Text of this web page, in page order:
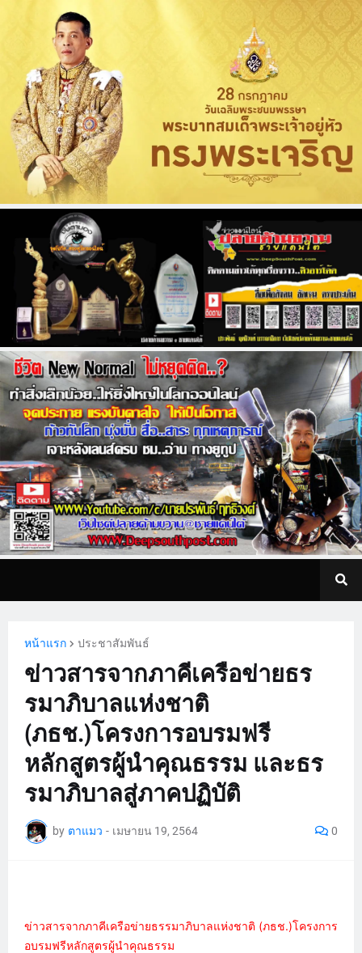
หน้าแรก ประชาสัมพันธ์
ข่าวสารจากภาคีเครือข่ายธร
รมาภิบาลแห่งชาติ
(ภธช.)โครงการอบรมฟรี
หลักสูตรผู้นำคุณธรรม และธร
รมาภิบาลสู่ภาคปฏิบัติ
by ตาแมว - เมษายน 19, 2564 0
ข่าวสารจากภาคีเครือข่ายธรรมาภิบาลแห่งชาติ (ภธช.)โครงการ
อบรมฟรีหลักสูตรผู้นำคุณธรรม